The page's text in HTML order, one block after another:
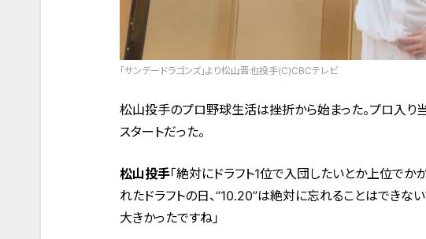
「サンデードラゴンズ」より松山晋也投手(C)CBCテレビ
松山投手のプロ野球生活は挫折から始まった。プロ入り
スタートだった。
松山投手「絶対にドラフト1位で入団したいとか上位で
れたドラフトの日、“10.20”は絶対に忘れることはできな
大きかったですね」